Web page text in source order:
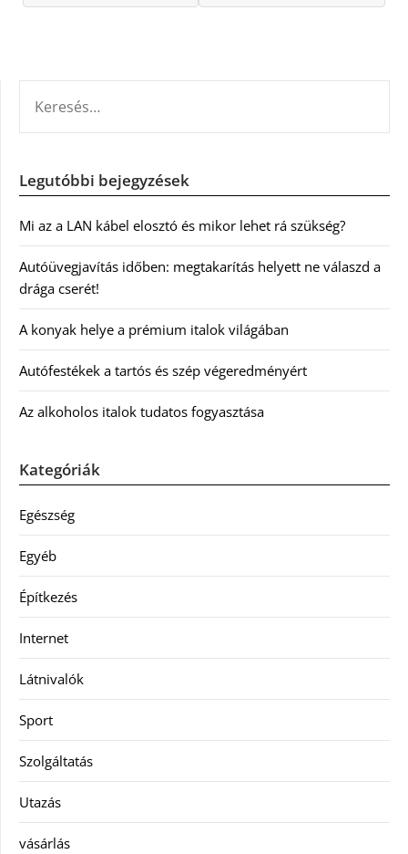
Legutóbbi bejegyzések
Mi az a LAN kábel elosztó és mikor lehet rá szükség?
Autóüvegjavítás időben: megtakarítás helyett ne válaszd a
drága cserét!
A konyak helye a prémium italok világában
Autófestékek a tartós és szép végeredményért
Az alkoholos italok tudatos fogyasztása
Kategóriák
Egészség
Egyéb
Építkezés
Internet
Látnivalók
Sport
Szolgáltatás
Utazás
vásárlás